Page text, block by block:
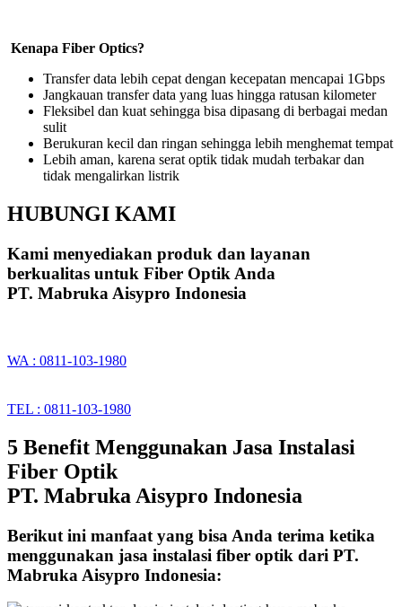
Kenapa Fiber Optics?
Transfer data lebih cepat dengan kecepatan mencapai 1Gbps
Jangkauan transfer data yang luas hingga ratusan kilometer
Fleksibel dan kuat sehingga bisa dipasang di berbagai medan
sulit
Berukuran kecil dan ringan sehingga lebih menghemat tempat
Lebih aman, karena serat optik tidak mudah terbakar dan
tidak mengalirkan listrik
HUBUNGI KAMI
Kami menyediakan produk dan layanan
berkualitas untuk Fiber Optik Anda
PT. Mabruka Aisypro Indonesia
WA : 0811-103-1980
TEL : 0811-103-1980
5 Benefit Menggunakan Jasa Instalasi
Fiber Optik
PT. Mabruka Aisypro Indonesia
Berikut ini manfaat yang bisa Anda terima ketika
menggunakan jasa instalasi fiber optik dari PT.
Mabruka Aisypro Indonesia: